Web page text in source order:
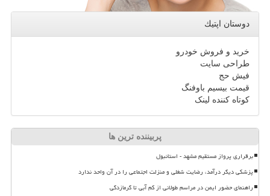
دوستان اپتیك
خرید و فروش خودرو
طراحی سایت
فیش حج
قیمت بیسیم باوفنگ
کوتاه کننده لینک
پربیننده ترین ها
برقراری پرواز مستقیم مشهد - استانبول
پزشکی دیگر درآمد، رضایت شغلی و منزلت اجتماعی را در آن واحد ندارد
راهنمای حضور ایمن در مراسم طولانی از کم آبی تا گرمازدگی